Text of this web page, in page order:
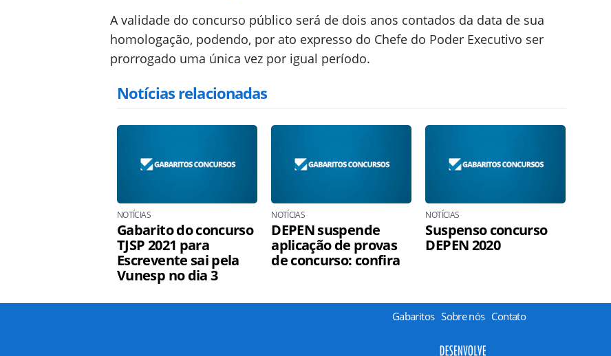
A validade do concurso público será de dois anos contados da data de sua
homologação, podendo, por ato expresso do Chefe do Poder Executivo ser
prorrogado uma única vez por igual período.
Notícias relacionadas
NOTÍCIAS
Gabarito do concurso
TJSP 2021 para
Escrevente sai pela
Vunesp no dia 3
NOTÍCIAS
DEPEN suspende
aplicação de provas
de concurso: confira
NOTÍCIAS
Suspenso concurso
DEPEN 2020
Gabaritos Sobre nós Contato